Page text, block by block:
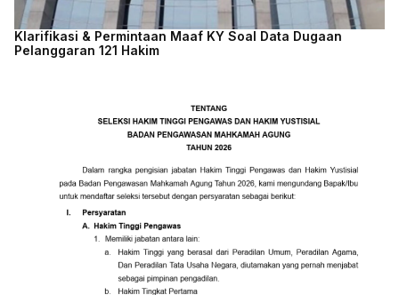
Klarifikasi & Permintaan Maaf KY Soal Data Dugaan
Pelanggaran 121 Hakim